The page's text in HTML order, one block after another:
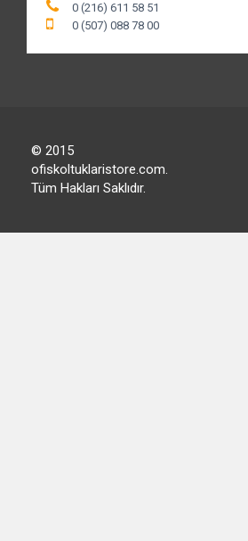
0 (216) 611 58 51
0 (507) 088 78 00
© 2015
ofiskoltuklaristore.com.
Tüm Hakları Saklıdır.